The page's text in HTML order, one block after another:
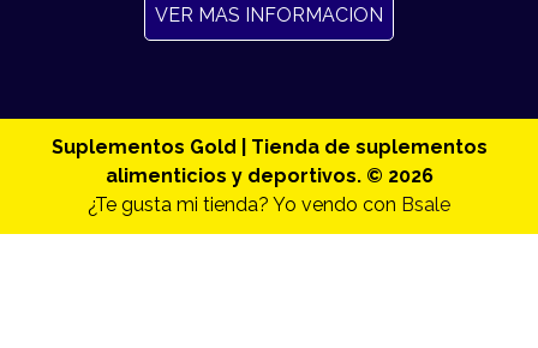
VER MAS INFORMACION
Suplementos Gold | Tienda de suplementos
alimenticios y deportivos. © 2026
¿Te gusta mi tienda? Yo vendo con Bsale